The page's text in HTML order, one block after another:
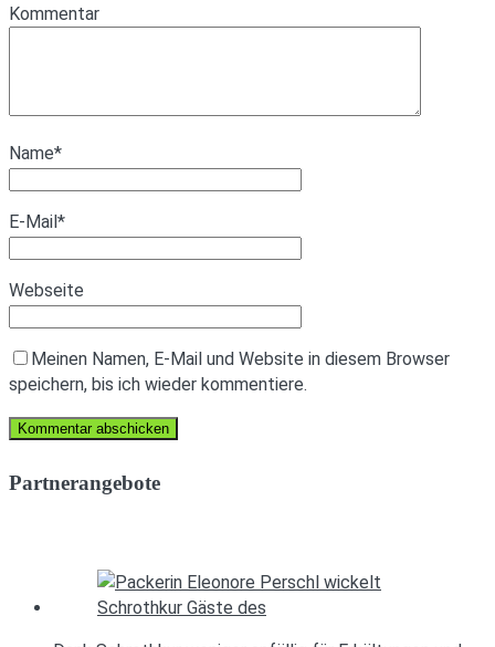
Kommentar
Name*
E-Mail*
Webseite
Meinen Namen, E-Mail und Website in diesem Browser
speichern, bis ich wieder kommentiere.
Partnerangebote